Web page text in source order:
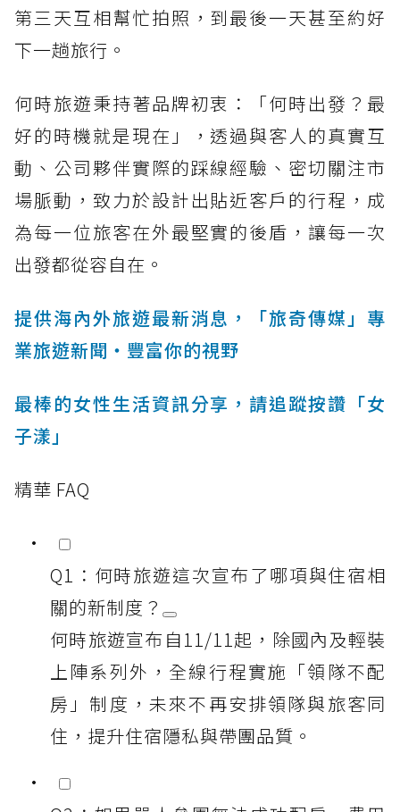
第三天互相幫忙拍照，到最後一天甚至約好
下一趟旅行。
何時旅遊秉持著品牌初衷：「何時出發？最
好的時機就是現在」，透過與客人的真實互
動、公司夥伴實際的踩線經驗、密切關注市
場脈動，致力於設計出貼近客戶的行程，成
為每一位旅客在外最堅實的後盾，讓每一次
出發都從容自在。
提供海內外旅遊最新消息，「旅奇傳媒」專
業旅遊新聞‧豐富你的視野
最棒的女性生活資訊分享，請追蹤按讚「女
子漾」
精華 FAQ
Q1：何時旅遊這次宣布了哪項與住宿相
關的新制度？
何時旅遊宣布自11/11起，除國內及輕裝
上陣系列外，全線行程實施「領隊不配
房」制度，未來不再安排領隊與旅客同
住，提升住宿隱私與帶團品質。